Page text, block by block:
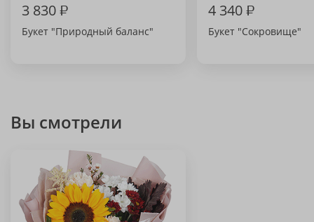
3 830₽
Букет "Природный баланс"
4 340₽
Букет "Сокровище"
Вы смотрели